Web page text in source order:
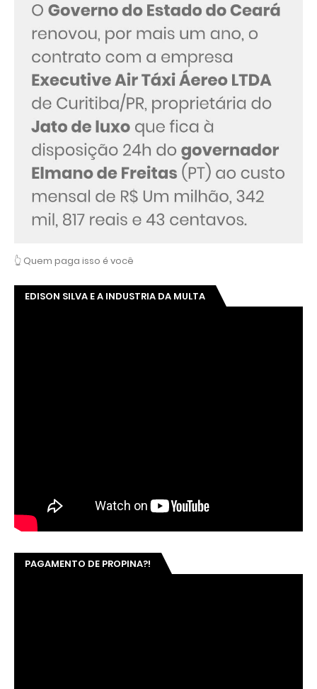
👆 Quem paga isso é você
EDISON SILVA E A INDUSTRIA DA MULTA
PAGAMENTO DE PROPINA?!